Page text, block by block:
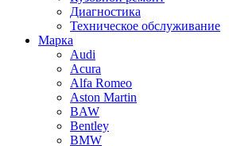
Диагностика
Техническое обслуживание
Марка
Audi
Acura
Alfa Romeo
Aston Martin
BAW
Bentley
BMW